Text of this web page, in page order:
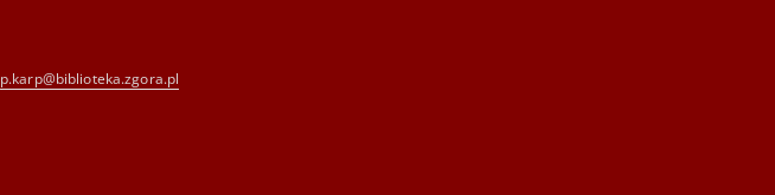
p.karp@biblioteka.zgora.pl